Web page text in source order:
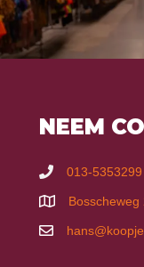
NEEM
013-5353299
Bosscheweg